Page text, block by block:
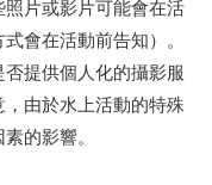
片或影片可能會在活
會在活動前告知）。
提供個人化的攝影服
由於水上活動的特殊
的影響。